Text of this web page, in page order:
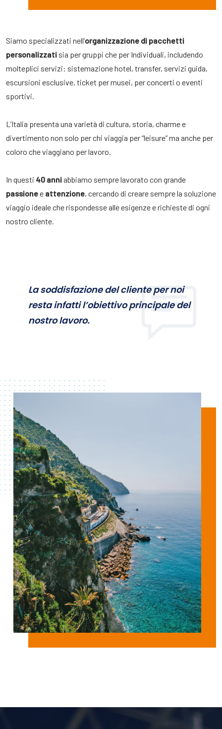
Siamo specializzati nell’organizzazione di pacchetti
personalizzati sia per gruppi che per Individuali, includendo
molteplici servizi: sistemazione hotel, transfer, servizi guida,
escursioni esclusive, ticket per musei, per concerti o eventi
sportivi.
L’Italia presenta una varietà di cultura, storia, charme e
divertimento non solo per chi viaggia per “leisure” ma anche per
coloro che viaggiano per lavoro.
In questi 40 anni abbiamo sempre lavorato con grande
passionee attenzione, cercando di creare sempre la soluzione
viaggio ideale che rispondesse alle esigenze e richieste di ogni
nostro cliente.
La soddisfazione del cliente per noi
resta infatti l’obiettivo principale del
nostro lavoro.